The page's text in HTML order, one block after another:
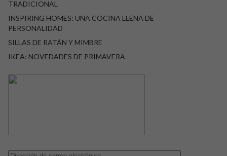
TRADICIONAL
INSPIRING HOMES: UNA COCINA LLENA DE
PERSONALIDAD
SILLAS DE RATÁN Y MIMBRE
IKEA: NOVEDADES DE PRIMAVERA